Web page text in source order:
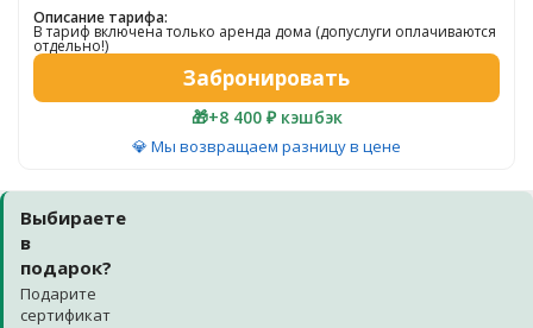
Описание тарифа:
В тариф включена только аренда дома (допуслуги оплачиваются
отдельно!)
Забронировать
🎁+8 400 ₽ кэшбэк
💎 Мы возвращаем разницу в цене
Выбираете
в
подарок?
Подарите
сертификат